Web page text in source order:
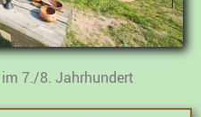
7./8. Jahrhundert